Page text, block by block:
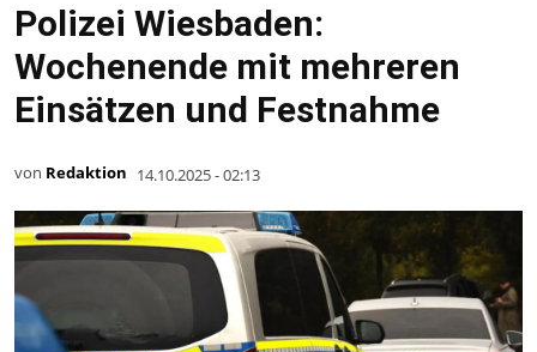
Polizei Wiesbaden:
Wochenende mit mehreren
Einsätzen und Festnahme
von Redaktion 14.10.2025 - 02:13